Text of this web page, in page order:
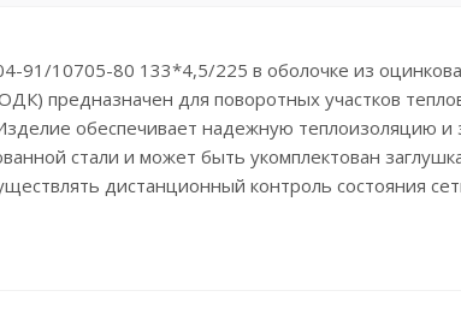
10705-80 133*4,5/225 в оболочке из
предназначен для поворотных участков
обеспечивает надежную теплоизоляцию и
стали и может быть укомплектован
дистанционный контроль состояния